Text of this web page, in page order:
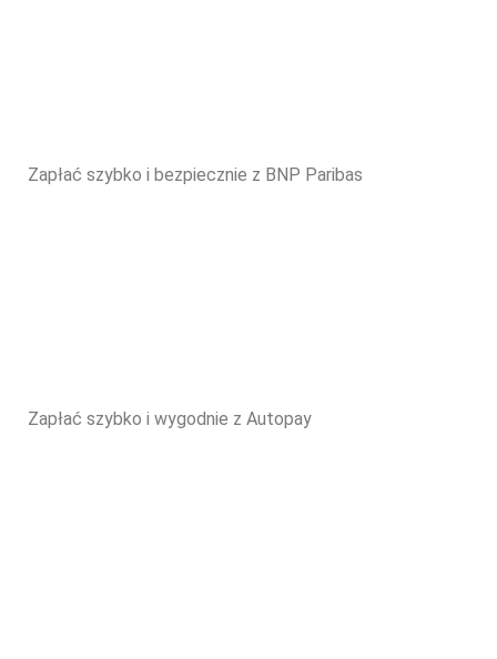
Zapłać szybko i bezpiecznie z BNP Paribas
Zapłać szybko i wygodnie z Autopay